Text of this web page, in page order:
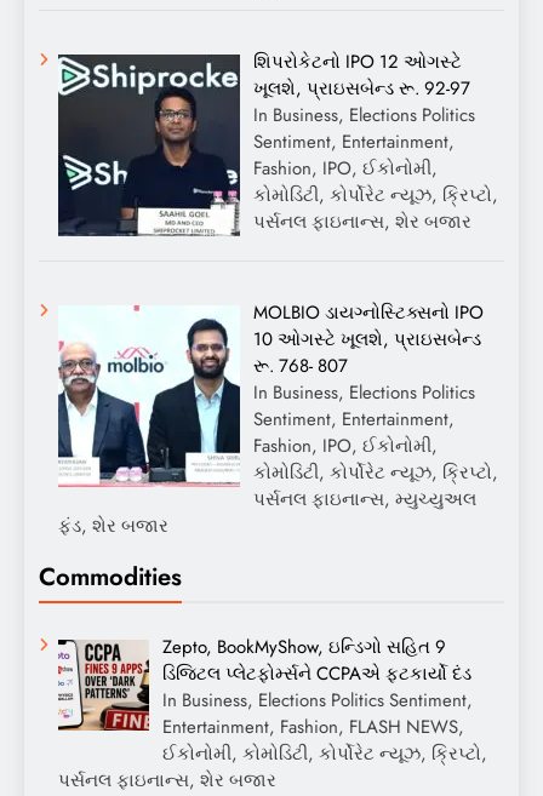
શિપરોકેટનો IPO 12 ઓગસ્ટે
ખૂલશે, પ્રાઇસબેન્ડ રૂ. 92-97
In Business, Elections Politics
Sentiment, Entertainment,
Fashion, IPO, ઈકોનોમી,
કોમોડિટી, કોર્પોરેટ ન્યૂઝ, ક્રિપ્ટો,
પર્સનલ ફાઇનાન્સ, શેર બજાર
MOLBIO ડાયગ્નોસ્ટિક્સનો IPO
10 ઓગસ્ટે ખૂલશે, પ્રાઇસબેન્ડ
રૂ. 768- 807
In Business, Elections Politics
Sentiment, Entertainment,
Fashion, IPO, ઈકોનોમી,
કોમોડિટી, કોર્પોરેટ ન્યૂઝ, ક્રિપ્ટો,
પર્સનલ ફાઇનાન્સ, મ્યુચ્યુઅલ
ફંડ, શેર બજાર
Commodities
Zepto, BookMyShow, ઇન્ડિગો સહિત 9
ડિજિટલ પ્લેટફોર્મ્સને CCPAએ ફટકાર્યો દંડ
In Business, Elections Politics Sentiment,
Entertainment, Fashion, FLASH NEWS,
ઈકોનોમી, કોમોડિટી, કોર્પોરેટ ન્યૂઝ, ક્રિપ્ટો,
પર્સનલ ફાઇનાન્સ, શેર બજાર